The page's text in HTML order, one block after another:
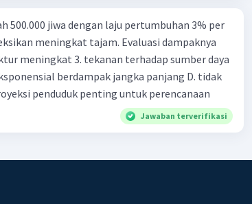
500.000 jiwa dengan laju pertumbuhan 3% per
meningkat tajam. Evaluasi dampaknya
meningkat 3. tekanan terhadap sumber daya
berdampak jangka panjang D. tidak
penduduk penting untuk perencanaan
Jawaban terverifikasi